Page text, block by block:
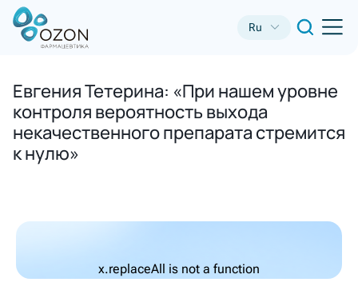
Ru
Евгения Тетерина: «При нашем уровне
контроля вероятность выхода
некачественного препарата стремится
к нулю»
x.replaceAll is not a function